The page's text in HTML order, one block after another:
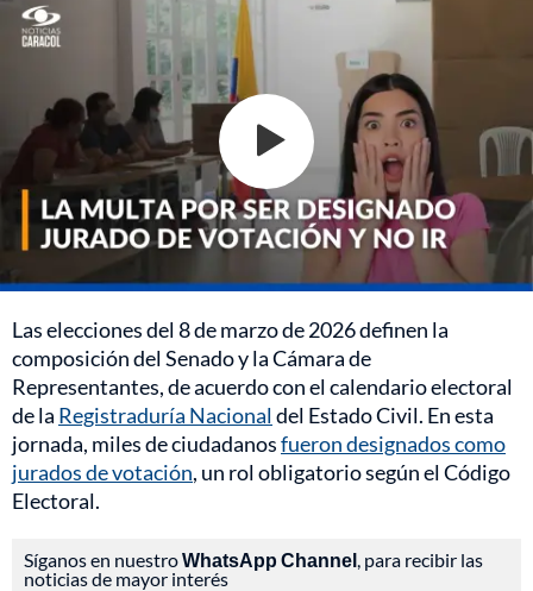
Las elecciones del 8 de marzo de 2026 definen la
composición del Senado y la Cámara de
Representantes, de acuerdo con el calendario electoral
de la Registraduría Nacionaldel Estado Civil. En esta
jornada, miles de ciudadanosfueron designados como
jurados de votación, un rol obligatorio según el Código
Electoral.
Síganos en nuestroWhatsApp Channel , para recibir las
noticias de mayor interés